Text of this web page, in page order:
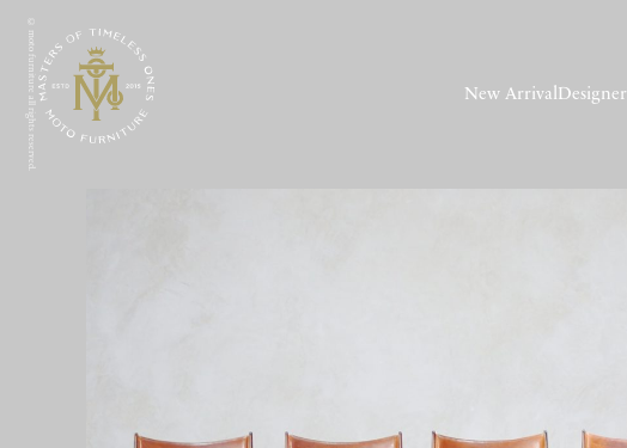
© moto furniture all rights reserved. New Arrival Designer